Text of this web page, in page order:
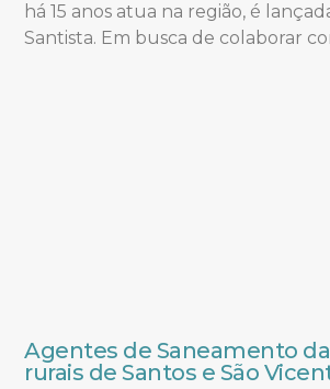
há 15 anos atua na região, é
Santista. Em busca de colaborar
Agentes de Saneamento
rurais de Santos e São